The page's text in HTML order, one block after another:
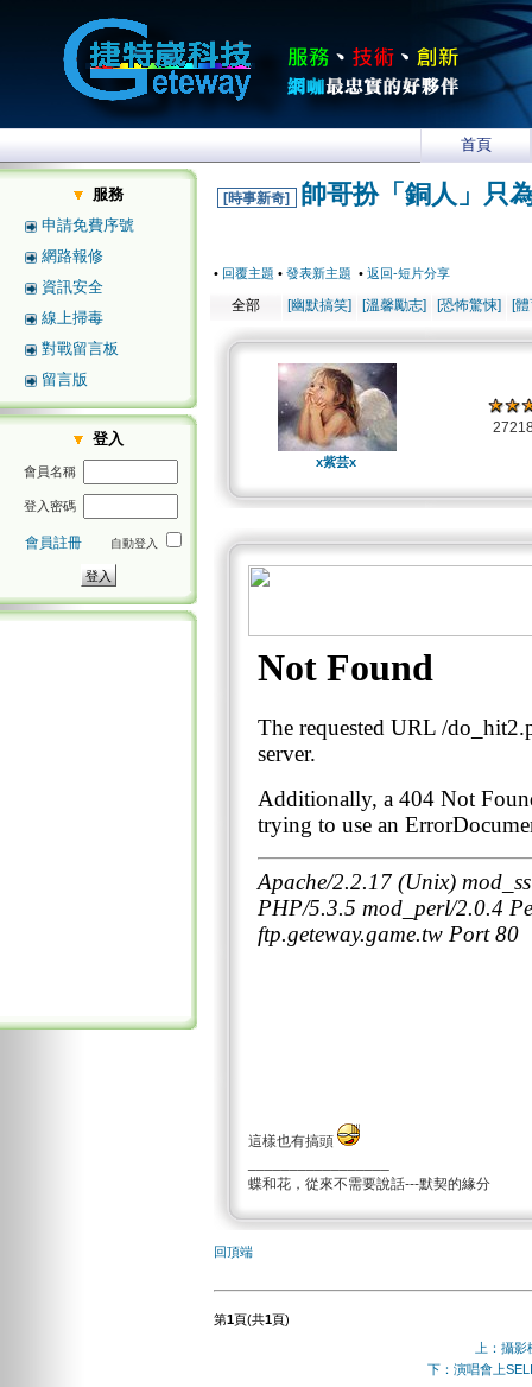
首頁
服務
申請免費序號
網路報修
資訊安全
線上掃毒
對戰留言板
留言版
登入
會員名稱
登入密碼
會員註冊 自動登入
[時事新奇] 帥哥扮「銅人」只
• 回覆主題 • 發表新主題 • 返回-短片分享
全部 [幽默搞笑] [溫馨勵志] [恐怖驚悚] [
x紫芸x
這樣也有搞頭
蝶和花，從來不需要說話---默契的緣分
回頂端
第1頁(共1頁)
上：攝
下：演唱會上